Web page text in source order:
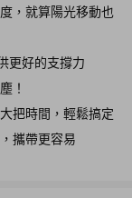
，就算陽光移動也
更好的支撐力
！
把時間，輕鬆搞定
攜帶更容易